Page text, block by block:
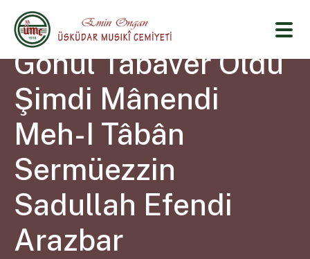
Gönül Tâbâver Oldu
Şimdi Mânendi
Meh-I Tâbân
Sermüezzin
Sadullah Efendi
Arazbar